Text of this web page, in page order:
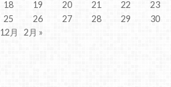
18 19 20 21 22 23
25
26 27 28 29 30
月
2月 »